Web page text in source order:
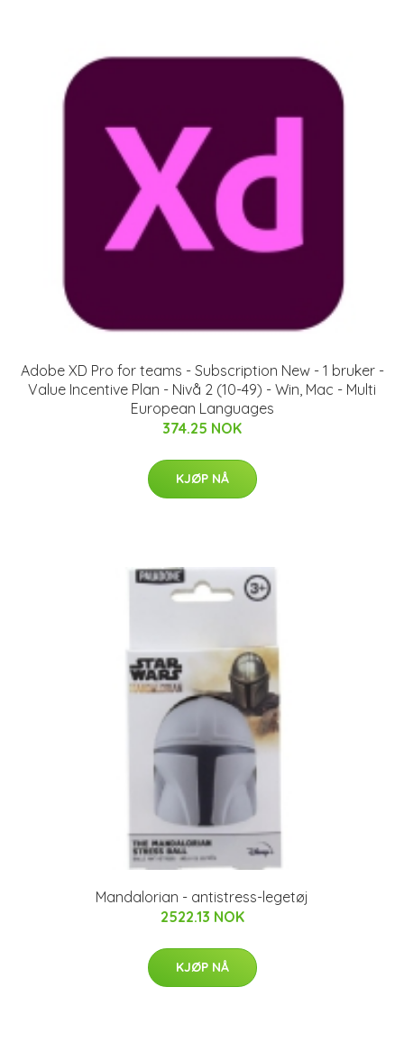
Adobe XD Pro for teams - Subscription New - 1 bruker -
Value Incentive Plan - Nivå 2 (10-49) - Win, Mac - Multi
European Languages
374.25 NOK
KJØP NÅ
Mandalorian - antistress-legetøj
2522.13 NOK
KJØP NÅ